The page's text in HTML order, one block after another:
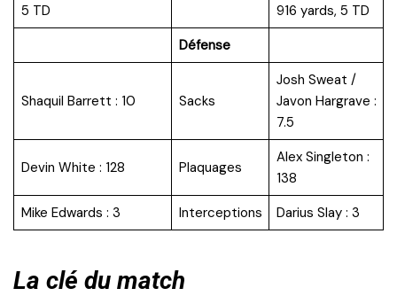
5 TD
916 yards, 5 TD
Défense
Shaquil Barrett : 10 Sacks
Josh Sweat /
Javon Hargrave :
7.5
Devin White : 128 Plaquages
Alex Singleton :
138
Mike Edwards : 3
Interceptions Darius Slay : 3
La clé du match